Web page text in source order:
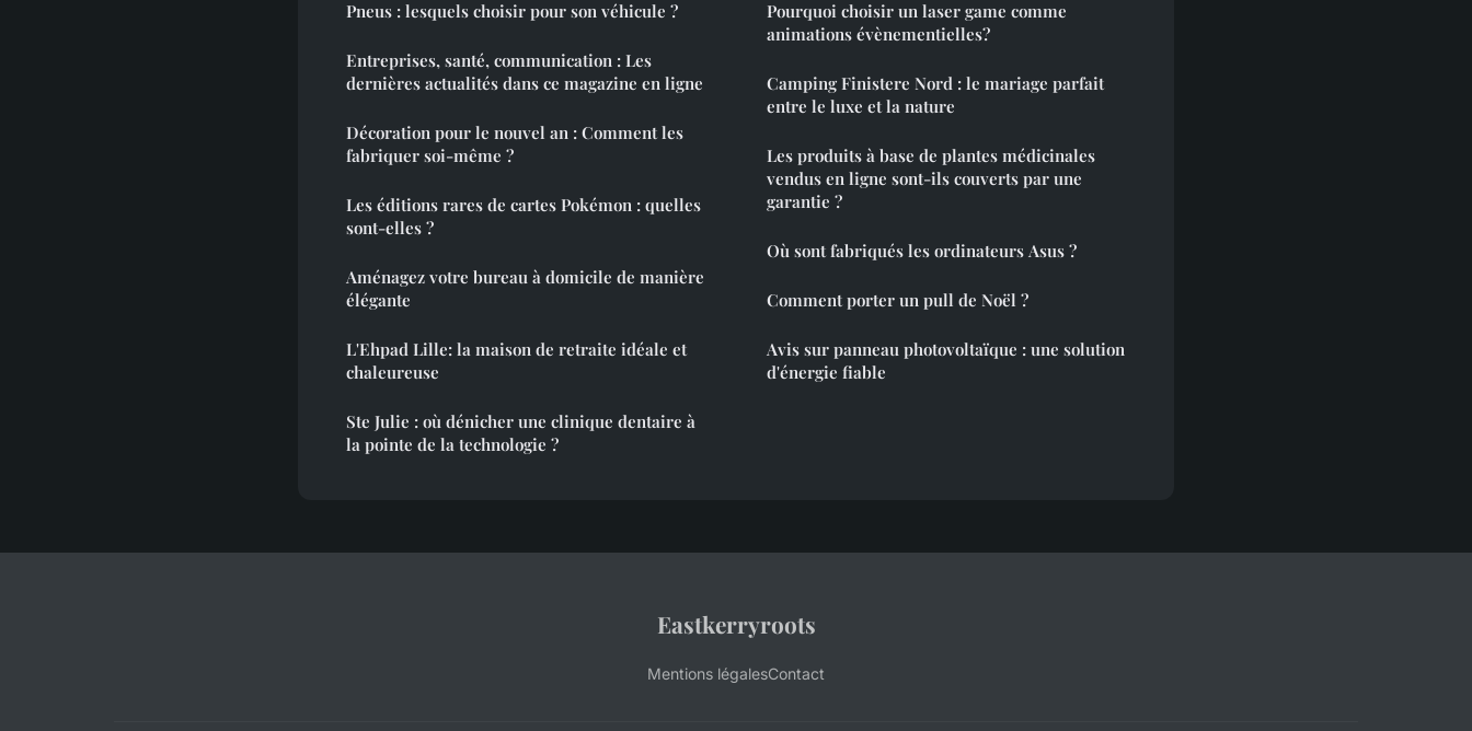
Pneus : lesquels choisir pour son véhicule ?
Entreprises, santé, communication : Les
dernières actualités dans ce magazine en ligne
Décoration pour le nouvel an : Comment les
fabriquer soi-même ?
Les éditions rares de cartes Pokémon : quelles
sont-elles ?
Aménagez votre bureau à domicile de manière
élégante
L'Ehpad Lille: la maison de retraite idéale et
chaleureuse
Ste Julie : où dénicher une clinique dentaire à
la pointe de la technologie ?
Pourquoi choisir un laser game comme
animations évènementielles?
Camping Finistere Nord : le mariage parfait
entre le luxe et la nature
Les produits à base de plantes médicinales
vendus en ligne sont-ils couverts par une
garantie ?
Où sont fabriqués les ordinateurs Asus ?
Comment porter un pull de Noël ?
Avis sur panneau photovoltaïque : une solution
d'énergie fiable
Eastkerryroots
Mentions légalesContact